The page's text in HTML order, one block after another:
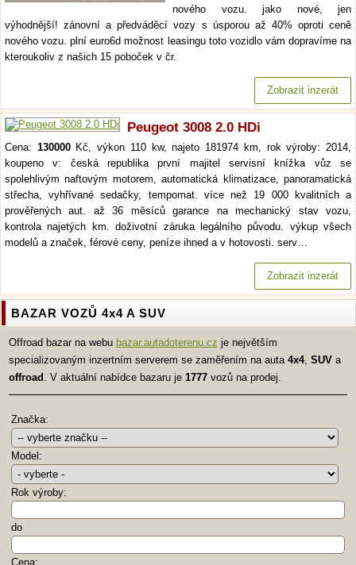
nového vozu. jako nové, jen
výhodnější! zánovní a předváděcí vozy s úsporou až 40% oproti ceně
nového vozu. plní euro6d možnost leasingu toto vozidlo vám dopravíme na
kteroukoliv z našich 15 poboček v čr.
Zobrazit inzerát
Peugeot 3008 2.0 HDi
Cena: 130000Kč, výkon 110 kw, najeto 181974 km, rok výroby: 2014,
koupeno v: česká republika první majitel servisní knížka vůz se
spolehlivým naftovým motorem, automatická klimatizace, panoramatická
střecha, vyhřívané sedačky, tempomat. více než 19 000 kvalitních a
prověřených aut. až 36 měsíců garance na mechanický stav vozu,
kontrola najetých km. doživotní záruka legálního původu. výkup všech
modelů a značek, férové ceny, peníze ihned a v hotovosti. serv…
Zobrazit inzerát
BAZAR VOZŮ 4x4 A SUV
Offroad bazar na webu bazar.autadoterenu.cz je největším
specializovaným inzertním serverem se zaměřením na auta 4x4, SUV a
offroad . V aktuální nabídce bazaru je 1777 vozů na prodej.
Značka:
Model:
Rok výroby:
do
Cena: